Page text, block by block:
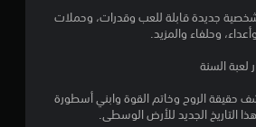
م
ن
جديدة قابلة للعب وقدرات، وحملات
وحلفاء والمزيد.
لعبة السنة
حقيقة الروح وخاتم القوة وابني أسطورة
التاريخ الجديد للأرض الوسطى.